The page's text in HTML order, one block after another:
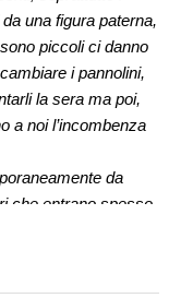
una figura paterna,
piccoli ci danno
i pannolini,
la sera ma poi,
a noi l’incombenza
da
che entrano spesso
(ho tre maschi), ho
tutto, anche le